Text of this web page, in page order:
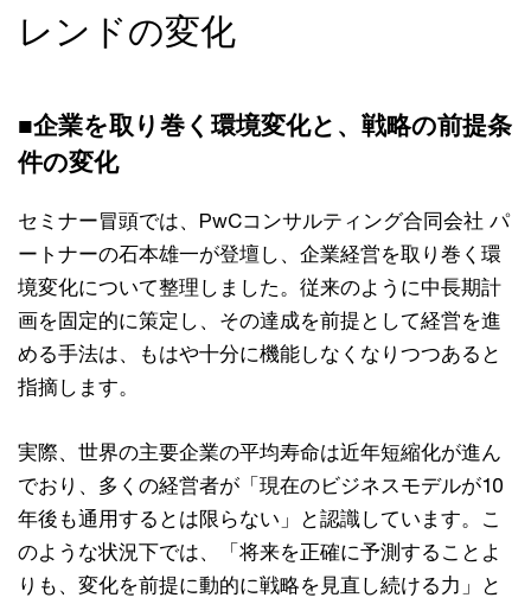
レンドの変化
■企業を取り巻く環境変化と、戦略の前提条
件の変化
セミナー冒頭では、PwCコンサルティング合同会社 パ
ートナーの石本雄一が登壇し、企業経営を取り巻く環
境変化について整理しました。従来のように中長期計
画を固定的に策定し、その達成を前提として経営を進
める手法は、もはや十分に機能しなくなりつつあると
指摘します。
実際、世界の主要企業の平均寿命は近年短縮化が進ん
でおり、多くの経営者が「現在のビジネスモデルが10
年後も通用するとは限らない」と認識しています。こ
のような状況下では、「将来を正確に予測することよ
りも、変化を前提に動的に戦略を見直し続ける力」と